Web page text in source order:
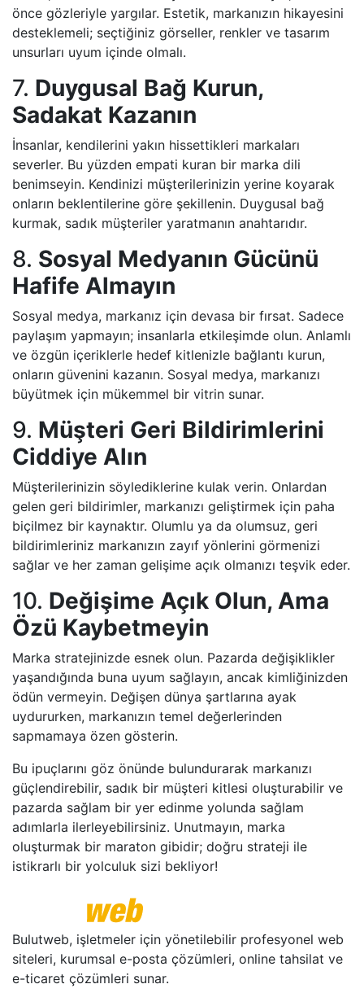
önce gözleriyle yargılar. Estetik, markanızın hikayesini
desteklemeli; seçtiğiniz görseller, renkler ve tasarım
unsurları uyum içinde olmalı.
7. Duygusal Bağ Kurun,
Sadakat Kazanın
İnsanlar, kendilerini yakın hissettikleri markaları
severler. Bu yüzden empati kuran bir marka dili
benimseyin. Kendinizi müşterilerinizin yerine koyarak
onların beklentilerine göre şekillenin. Duygusal bağ
kurmak, sadık müşteriler yaratmanın anahtarıdır.
8. Sosyal Medyanın Gücünü
Hafife Almayın
Sosyal medya, markanız için devasa bir fırsat. Sadece
paylaşım yapmayın; insanlarla etkileşimde olun. Anlamlı
ve özgün içeriklerle hedef kitlenizle bağlantı kurun,
onların güvenini kazanın. Sosyal medya, markanızı
büyütmek için mükemmel bir vitrin sunar.
9. Müşteri Geri Bildirimlerini
Ciddiye Alın
Müşterilerinizin söylediklerine kulak verin. Onlardan
gelen geri bildirimler, markanızı geliştirmek için paha
biçilmez bir kaynaktır. Olumlu ya da olumsuz, geri
bildirimleriniz markanızın zayıf yönlerini görmenizi
sağlar ve her zaman gelişime açık olmanızı teşvik eder.
10. Değişime Açık Olun, Ama
Özü Kaybetmeyin
Marka stratejinizde esnek olun. Pazarda değişiklikler
yaşandığında buna uyum sağlayın, ancak kimliğinizden
ödün vermeyin. Değişen dünya şartlarına ayak
uydururken, markanızın temel değerlerinden
sapmamaya özen gösterin.
Bu ipuçlarını göz önünde bulundurarak markanızı
güçlendirebilir, sadık bir müşteri kitlesi oluşturabilir ve
pazarda sağlam bir yer edinme yolunda sağlam
adımlarla ilerleyebilirsiniz. Unutmayın, marka
oluşturmak bir maraton gibidir; doğru strateji ile
istikrarlı bir yolculuk sizi bekliyor!
Bulutweb, işletmeler için yönetilebilir profesyonel web
siteleri, kurumsal e-posta çözümleri, online tahsilat ve
e-ticaret çözümleri sunar.